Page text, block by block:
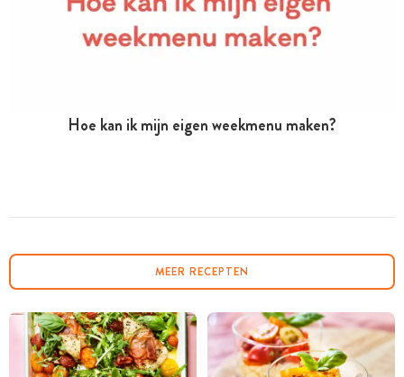
Hoe kan ik mijn eigen weekmenu maken?
MEER RECEPTEN